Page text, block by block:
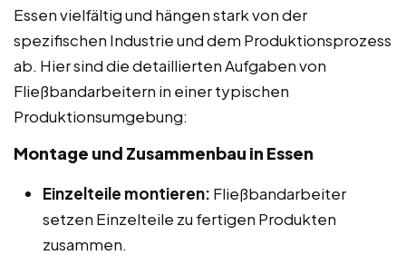
Essen vielfältig und hängen stark von der
spezifischen Industrie und dem Produktionsprozess
ab. Hier sind die detaillierten Aufgaben von
Fließbandarbeitern in einer typischen
Produktionsumgebung:
Montage und Zusammenbau in Essen
Einzelteile montieren: Fließbandarbeiter
setzen Einzelteile zu fertigen Produkten
zusammen.